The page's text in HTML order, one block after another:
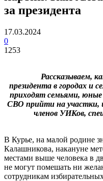
за президента
17.03.2024
0
1253
Рассказываем,
президента в городах и
приходят семьями,
СВО прийти на участки,
членов УИКов,
В Курье, на малой родине
Калашникова, накануне
местами выше человека в
не могут помешать ни
сотрудникам